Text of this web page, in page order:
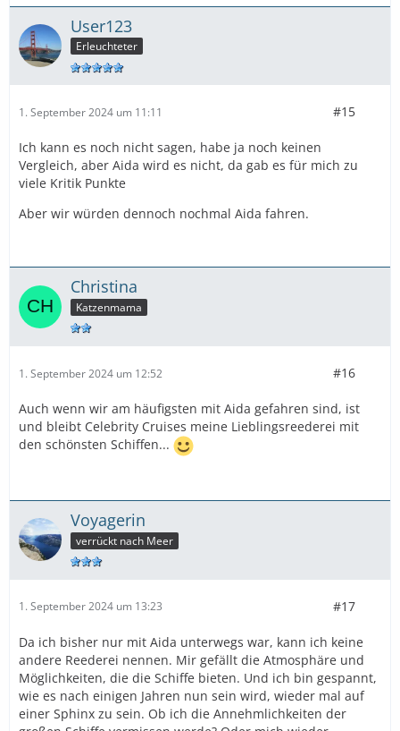
User123
Erleuchteter
1. September 2024 um 11:11 #15
Ich kann es noch nicht sagen, habe ja noch keinen
Vergleich, aber Aida wird es nicht, da gab es für mich zu
viele Kritik Punkte
Aber wir würden dennoch nochmal Aida fahren.
Christina
Katzenmama
1. September 2024 um 12:52 #16
Auch wenn wir am häufigsten mit Aida gefahren sind, ist
und bleibt Celebrity Cruises meine Lieblingsreederei mit
den schönsten Schiffen...
Voyagerin
verrückt nach Meer
1. September 2024 um 13:23 #17
Da ich bisher nur mit Aida unterwegs war, kann ich keine
andere Reederei nennen. Mir gefällt die Atmosphäre und
Möglichkeiten, die die Schiffe bieten. Und ich bin gespannt,
wie es nach einigen Jahren nun sein wird, wieder mal auf
einer Sphinx zu sein. Ob ich die Annehmlichkeiten der